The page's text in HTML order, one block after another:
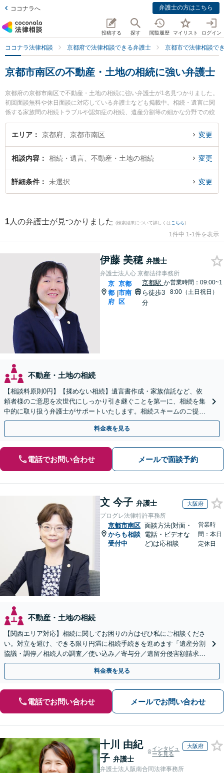
ココナラへ 弁護士の方はこちら
投稿する 探す 閲覧履歴 マイリスト ログイン
ココナラ法律相談 京都府で法律相談できる弁護士 京都市で法律相談で
京都市南区の不動産・土地の相続に強い弁護士
京都府の京都市南区で不動産・土地の相続に強い弁護士が1名見つかりました。
初回面談無料や休日面談に対応している弁護士なども掲載中。相続・遺言に関
係する家族間の相続トラブルや認知症の相続、遺産分割等の細かな分野での絞
り込み検索もでき便利です。特に弁護士法人心 京都法律事務所の伊藤 美穂弁護
士のプロフィール情報や弁護士費用、強みなどが注目されています。『京都市
士を検索したい』『初回相談無料で不動産・土地の相続を法律相談できる京都
市南区内の弁護士に相談予約したい』などでお困りの相談者さんにおすすめで
す。
エリア 京都府、京都市南区 変更
相談内容 相続・遺言、不動産・土地の相続 変更
詳細条件 未選択 変更
1 人の弁護士が見つかりました (検索結果について詳しくは こちら)
1件中 1-1件を表示
伊藤 美穂 弁護士
弁護士法人心 京都法律事務所
京
都
府
|
京都
市南
区
京都駅か
ら徒歩3
分
営業時間：09:00~1
8:00（土日祝日）
不動産・土地の相続
【相談料原則0円】【揉めない相続】遺言書作成・家族信託など、依
頼者様のご意思を次世代にしっかり引き継ぐことを第一に、相続を集
中的に取り扱う弁護士がサポートいたします。相続スキームのご提案
から遺言執行まで責任を持って対応させていただきます。
料金表を見る
電話でお問い合わせ メールで面談予約
文 今子 弁護士 大阪府
プログレ法律特許事務所
京都市南区
からも相談
受付中
面談方法(対面・
電話・ビデオな
ど)は応相談
営業時
間：本日
定休日
不動産・土地の相続
【関西エリア対応】相続に関してお困りの方はぜひ私にご相談くださ
い。対立を避け、できる限り円満に相続手続きを進めます「遺産分割
協議・調停／相続人の調査／使い込み／寄与分／遺留分侵害額請求／
相続放棄（借金の相続）／遺言書作成【休日・夜間相談可】
料金表を見る
電話でお問い合わせ メールでお問い合わせ
十川 由紀
子 弁護士
インタビュ
ーを見る
大阪府
弁護士法人阪南合同法律事務所